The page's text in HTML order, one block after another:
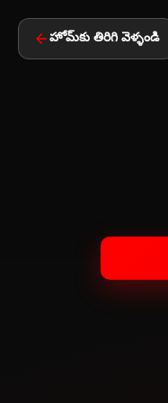
హోమ్‌కు తిరిగి వెళ్ళండి